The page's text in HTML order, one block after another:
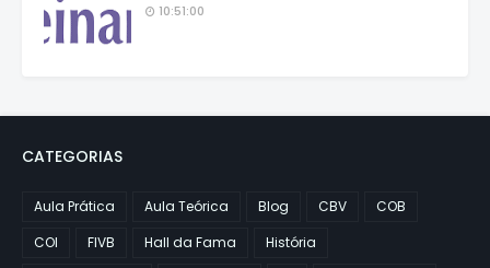
10:51:00
CATEGORIAS
Aula Prática Aula Teórica Blog CBV
COB
COI
FIVB Hall da Fama
História